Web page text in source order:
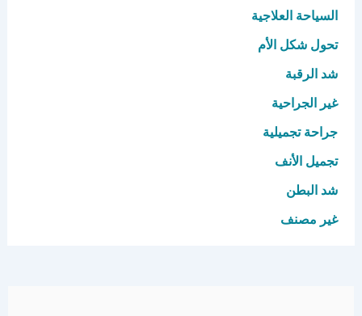
السياحة العلاجية
تحول شكل الأم
شد الرقبة
غير الجراحية
جراحة تجميلية
تجميل الأنف
شد البطن
غير مصنف